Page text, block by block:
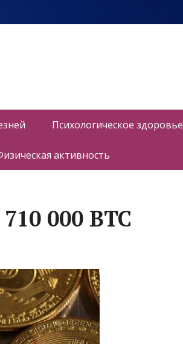
Психологическое здоровье
активность
000 BTC